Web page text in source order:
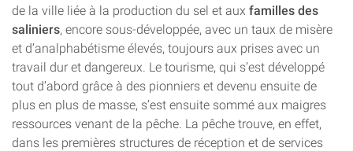
de la ville liée à la production du sel et aux familles des
saliniers, encore sous-développée, avec un taux de misère
et d’analphabétisme élevés, toujours aux prises avec un
travail dur et dangereux. Le tourisme, qui s’est développé
tout d’abord grâce à des pionniers et devenu ensuite de
plus en plus de masse, s’est ensuite sommé aux maigres
ressources venant de la pêche. La pêche trouve, en effet,
dans les premières structures de réception et de services